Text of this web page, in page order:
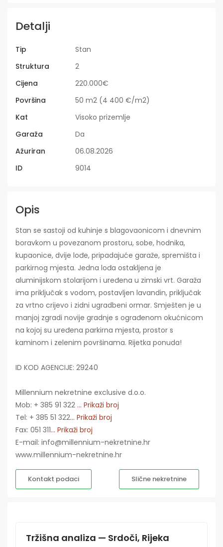
Detalji
Tip
Stan
Struktura
2
Cijena
220.000€
Površina
50 m2 (4 400 €/m2)
Kat
Visoko prizemlje
Garaža
Da
Ažuriran
06.08.2026
ID
9014
Opis
Stan se sastoji od kuhinje s blagovaonicom i dnevnim
boravkom u povezanom prostoru, sobe, hodnika,
kupaonice, dvije lođe, pripadajuće garaže, spremišta i
parkirnog mjesta. Jedna lođa ostakljena je
aluminijskom stolarijom i uređena u zimski vrt. Garaža
ima priključak s vodom, postavljen lavandin, priključak
za vrtno crijevo i zidni ugradbeni ormar. Smješten je u
manjoj zgradi novije gradnje s ograđenom okućnicom
na kojoj su uređena parkirna mjesta, prostor s
kaminom i zelenim površinama. Rijetka ponuda!
ID KOD AGENCIJE: 29240
Millennium nekretnine exclusive d.o.o.
Mob: + 385 91 322 ... Prikaži broj
Tel: + 385 51 322... Prikaži broj
Fax: 051 311... Prikaži broj
E-mail: info@millennium-nekretnine.hr
www.millennium-nekretnine.hr
Kontakt podaci Slične nekretnine
Tržišna analiza — Srdoči, Rijeka